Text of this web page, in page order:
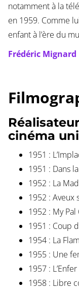
notamment à la
en 1959. Comme
enfant à l’ère du
Frédéric Mignard
cinéma
1951 :
1951 : Dans
1952 : La
1952 : Aveux
1952 : My Pal
1951 : Coup
1954 : La
1955 : Une
1957 :
1958 : Libre